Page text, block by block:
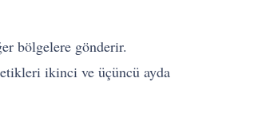
bölgelere gönderir.
ikinci ve üçüncü ayda